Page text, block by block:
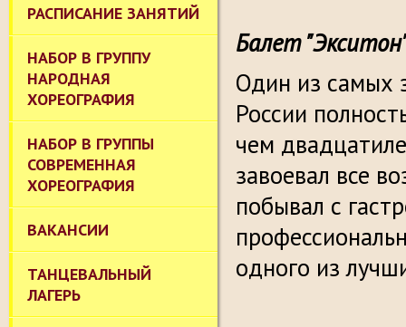
РАСПИСАНИЕ ЗАНЯТИЙ
НАБОР В ГРУППУ
НАРОДНАЯ
ХОРЕОГРАФИЯ
НАБОР В ГРУППЫ
СОВРЕМЕННАЯ
ХОРЕОГРАФИЯ
ВАКАНСИИ
ТАНЦЕВАЛЬНЫЙ
ЛАГЕРЬ
Балет
Один из самых
России
чем
завоевал все
побывал с
одного из